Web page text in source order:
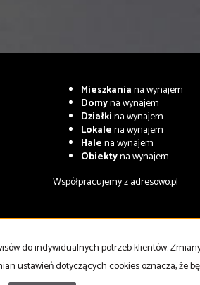
Mieszkaniana wynajem
Domyna wynajem
Działkina wynajem
Lokalena wynajem
Halena wynajem
Obiektyna wynajem
Współpracujemy zadresowo.pl
do indywidualnych potrzeb klientów.
ustawień dotyczących cookies oznacza, że